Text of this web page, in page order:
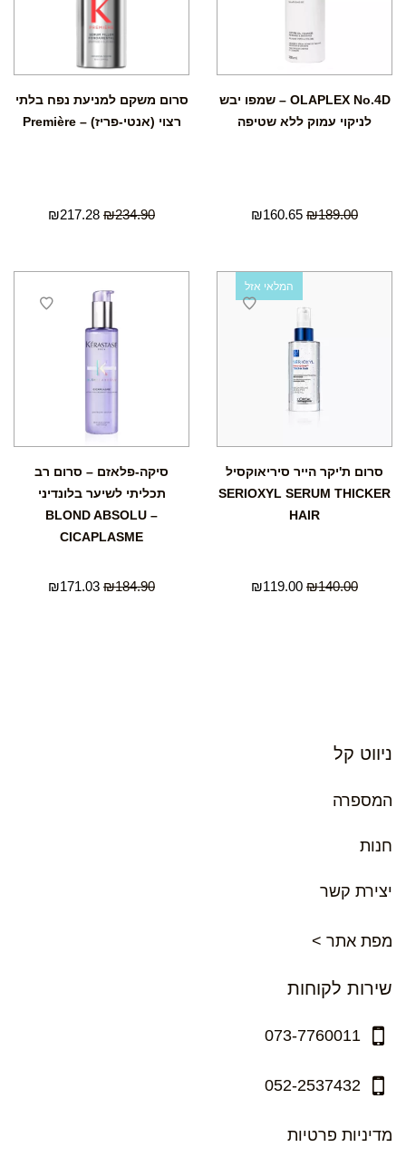
OLAPLEX No.4D – שמפו יבש
לניקוי עמוק ללא שטיפה
₪189.00
₪160.65
סרום משקם למניעת נפח בלתי
רצוי (אנטי-פריז) – Première
₪234.90
₪217.28
המלאי אזל
סרום ת'יקר הייר סיריאוקסיל
SERIOXYL SERUM THICKER
HAIR
₪140.00
₪119.00
סיקה-פלאזם – סרום רב
תכליתי לשיער בלונדיני
BLOND ABSOLU –
CICAPLASME
₪184.90
₪171.03
ניווט קל
המספרה
חנות
יצירת קשר
מפת אתר >
שירות לקוחות
073-7760011
052-2537432
מדיניות פרטיות